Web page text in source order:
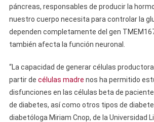
páncreas, responsables de producir la
nuestro cuerpo necesita para controlar la
dependen completamente del gen
también afecta la función neuronal.
“La capacidad de generar células
partir de células madre nos ha permitido
disfunciones en las células beta de
de diabetes, así como otros tipos de
diabetóloga Miriam Cnop, de la Universidad